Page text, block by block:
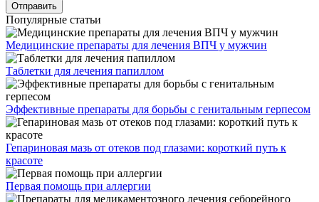
Популярные статьи
Медицинские препараты для лечения ВПЧ у мужчин
Таблетки для лечения папиллом
Эффективные препараты для борьбы с генитальным герпесом
Гепариновая мазь от отеков под глазами: короткий путь к
красоте
Первая помощь при аллергии